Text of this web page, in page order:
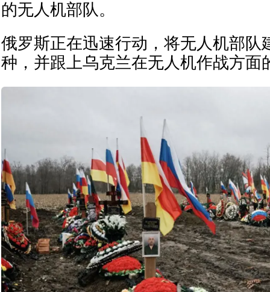
的无人机部队。
俄罗斯正在迅速行动，将无人机部队
种，并跟上乌克兰在无人机作战方面